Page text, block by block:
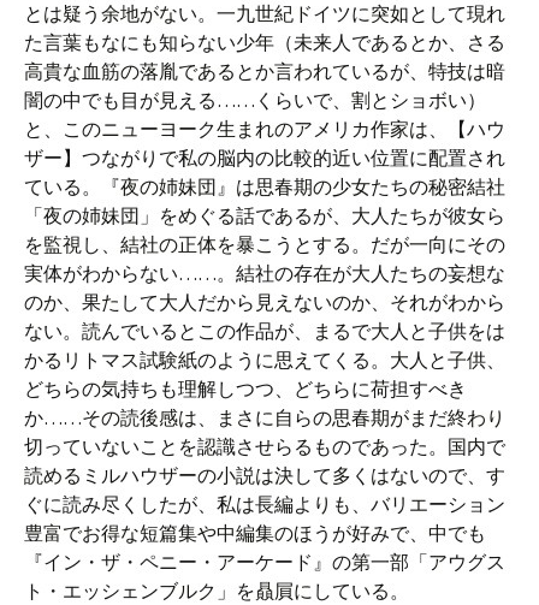
とは疑う余地がない。一九世紀ドイツに突如として現れ
た言葉もなにも知らない少年（未来人であるとか、さる
高貴な血筋の落胤であるとか言われているが、特技は暗
闇の中でも目が見える……くらいで、割とショボい）
と、このニューヨーク生まれのアメリカ作家は、【ハウ
ザー】つながりで私の脳内の比較的近い位置に配置され
ている。『夜の姉妹団』は思春期の少女たちの秘密結社
「夜の姉妹団」をめぐる話であるが、大人たちが彼女ら
を監視し、結社の正体を暴こうとする。だが一向にその
実体がわからない……。結社の存在が大人たちの妄想な
のか、果たして大人だから見えないのか、それがわから
ない。読んでいるとこの作品が、まるで大人と子供をは
かるリトマス試験紙のように思えてくる。大人と子供、
どちらの気持ちも理解しつつ、どちらに荷担すべき
か……その読後感は、まさに自らの思春期がまだ終わり
切っていないことを認識させらるものであった。国内で
読めるミルハウザーの小説は決して多くはないので、す
ぐに読み尽くしたが、私は長編よりも、バリエーション
豊富でお得な短篇集や中編集のほうが好みで、中でも
『イン・ザ・ペニー・アーケード』の第一部「アウグス
ト・エッシェンブルク」を贔屓にしている。